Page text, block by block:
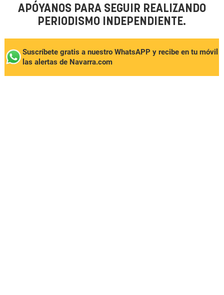
APÓYANOS PARA SEGUIR REALIZANDO
PERIODISMO INDEPENDIENTE.
Suscríbete gratis a nuestro WhatsAPP y recibe en tu móvil
las alertas de Navarra.com